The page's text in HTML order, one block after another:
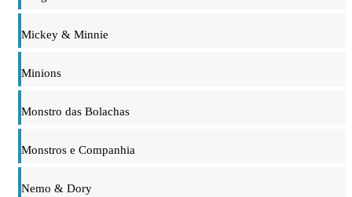
Mickey & Minnie
Minions
Monstro das Bolachas
Monstros e Companhia
Nemo & Dory